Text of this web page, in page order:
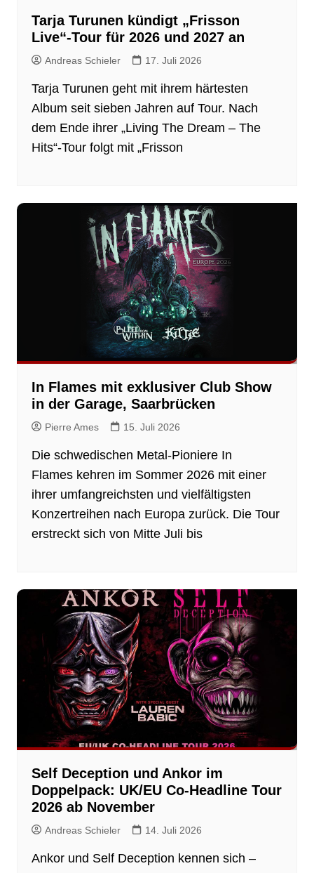
Tarja Turunen kündigt „Frisson
Live“-Tour für 2026 und 2027 an
Andreas Schieler 17. Juli 2026
Tarja Turunen geht mit ihrem härtesten
Album seit sieben Jahren auf Tour. Nach
dem Ende ihrer „Living The Dream – The
Hits“-Tour folgt mit „Frisson
In Flames mit exklusiver Club Show
in der Garage, Saarbrücken
Pierre Ames 15. Juli 2026
Die schwedischen Metal-Pioniere In
Flames kehren im Sommer 2026 mit einer
ihrer umfangreichsten und vielfältigsten
Konzertreihen nach Europa zurück. Die Tour
erstreckt sich von Mitte Juli bis
Self Deception und Ankor im
Doppelpack: UK/EU Co-Headline Tour
2026 ab November
Andreas Schieler 14. Juli 2026
Ankor und Self Deception kennen sich –